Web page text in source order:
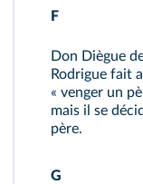
F
Don Diègue
Rodrigue fait
« venger un
mais il se
père.
G